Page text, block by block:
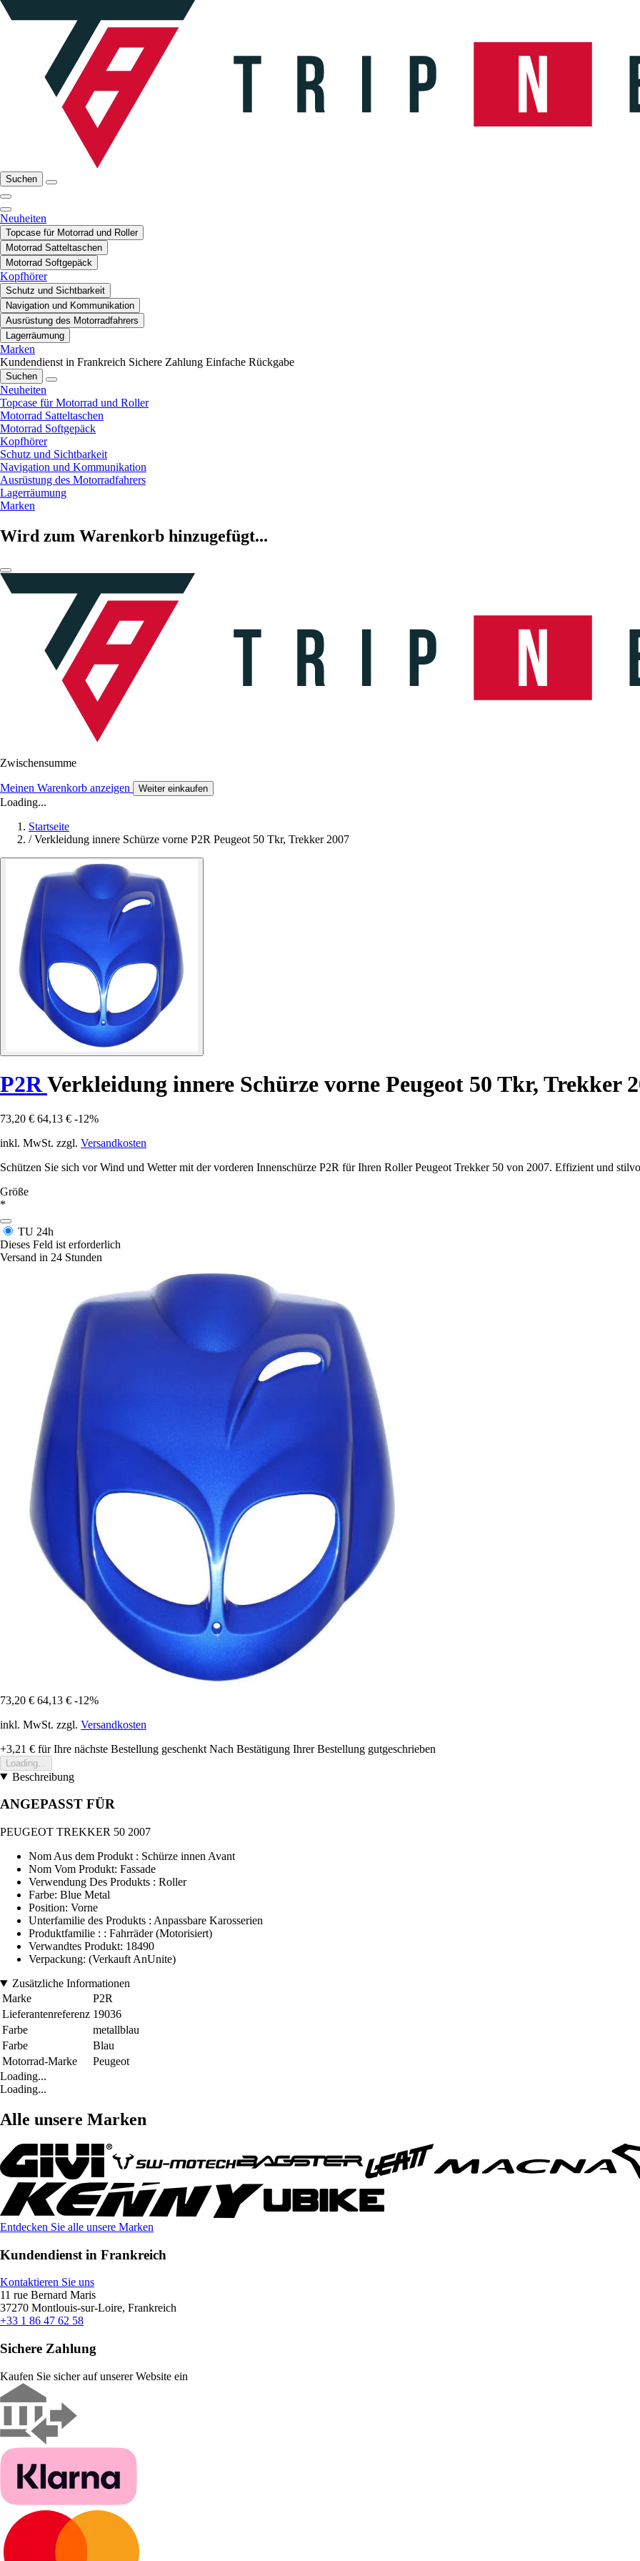
Suchen
Neuheiten
Topcase für Motorrad und Roller
Motorrad Satteltaschen
Motorrad Softgepäck
Kopfhörer
Schutz und Sichtbarkeit
Navigation und Kommunikation
Ausrüstung des Motorradfahrers
Lagerräumung
Marken
Kundendienst in Frankreich Sichere Zahlung Einfache Rückgabe
Suchen
Neuheiten
Topcase für Motorrad und Roller
Motorrad Satteltaschen
Motorrad Softgepäck
Kopfhörer
Schutz und Sichtbarkeit
Navigation und Kommunikation
Ausrüstung des Motorradfahrers
Lagerräumung
Marken
Wird zum Warenkorb hinzugefügt...
Zwischensumme
Meinen Warenkorb anzeigen Weiter einkaufen
Loading...
Startseite
/ Verkleidung innere Schürze vorne P2R Peugeot 50 Tkr, Trekker 2007
P2RVerkleidung innere Schürze vorne Peugeot 50 Tkr, Trekker
73,20 € 64,13 € -12%
inkl. MwSt. zzgl. Versandkosten
Schützen Sie sich vor Wind und Wetter mit der vorderen Innenschürze P2R für Ihren Roller Peugeot Trekker 50 von 2007. Effizient und
Größe
*
TU 24h
Dieses Feld ist erforderlich
Versand in 24 Stunden
73,20 € 64,13 € -12%
inkl. MwSt. zzgl. Versandkosten
+3,21 € für Ihre nächste Bestellung geschenkt Nach Bestätigung Ihrer Bestellung gutgeschrieben
Loading...
Beschreibung
ANGEPASST FÜR
PEUGEOT TREKKER 50 2007
Nom Aus dem Produkt : Schürze innen Avant
Nom Vom Produkt: Fassade
Verwendung Des Produkts : Roller
Farbe: Blue Metal
Position: Vorne
Unterfamilie des Produkts : Anpassbare Karosserien
Produktfamilie : : Fahrräder (Motorisiert)
Verwandtes Produkt: 18490
Verpackung: (Verkauft AnUnite)
Zusätzliche Informationen
Marke
P2R
Lieferantenreferenz 19036
Farbe
metallblau
Farbe
Blau
Motorrad-Marke
Peugeot
Loading...
Loading...
Alle unsere Marken
Entdecken Sie alle unsere Marken
Kundendienst in Frankreich
Kontaktieren Sie uns
11 rue Bernard Maris
37270 Montlouis-sur-Loire, Frankreich
+33 1 86 47 62 58
Sichere Zahlung
Kaufen Sie sicher auf unserer Website ein